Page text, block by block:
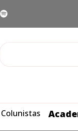
Colunistas